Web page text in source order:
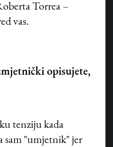
Torrea –
vas.
opisujete,
tenziju kada
sam "umjetnik" jer